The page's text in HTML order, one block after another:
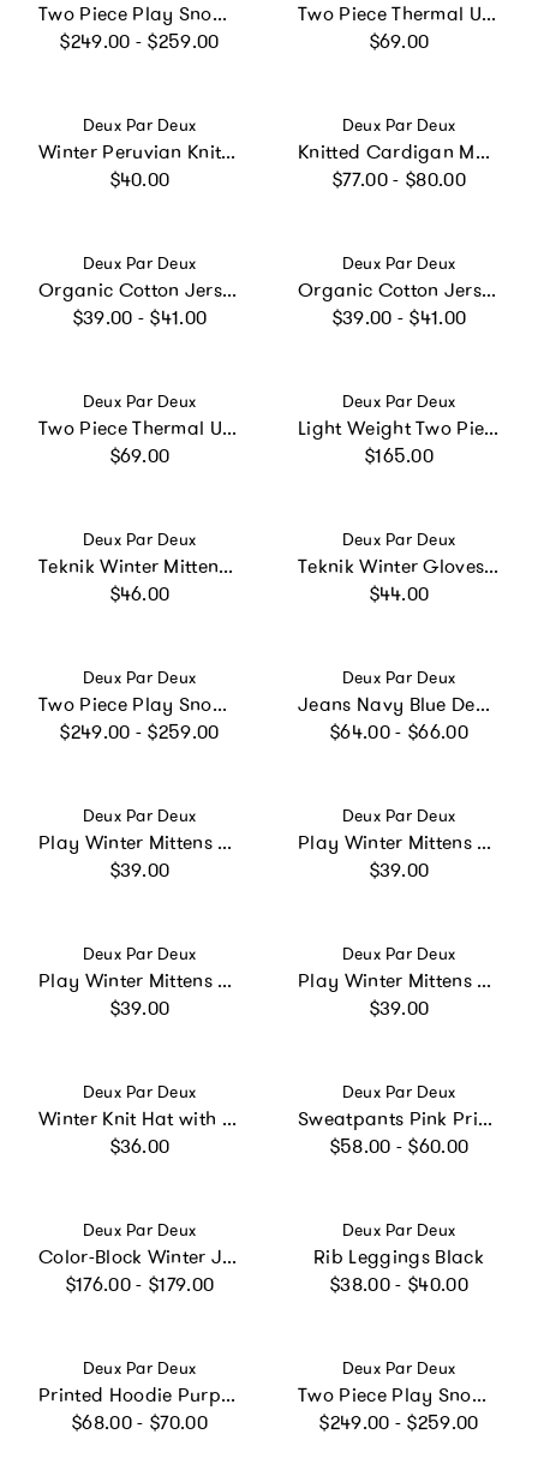
Two Piece Play Snowsuit Purple Floral Print with Gradient Pants
Regular price
$249.00 - $259.00
Two Piece Thermal Underwear Purple Floral Print
Regular price
$69.00
Vendor:
Deux Par Deux
Winter Peruvian Knit Hat with Pompom Mauve and Blue Jacquard
Regular price
$40.00
Vendor:
Deux Par Deux
Knitted Cardigan Mauve and Blue Knitwear
Regular price
$77.00 - $80.00
Vendor:
Deux Par Deux
Organic Cotton Jersey Leggings Black
Regular price
$39.00 - $41.00
Vendor:
Deux Par Deux
Organic Cotton Jersey Leggings Violet
Regular price
$39.00 - $41.00
Vendor:
Deux Par Deux
Two Piece Thermal Underwear Coral Camouflage Print
Regular price
$69.00
Vendor:
Deux Par Deux
Light Weight Two Piece Chill Snowsuit Mauve Printed Flowers
Regular price
$165.00
Vendor:
Deux Par Deux
Teknik Winter Mittens Navy Blue
Regular price
$46.00
Vendor:
Deux Par Deux
Teknik Winter Gloves Pink
Regular price
$44.00
Vendor:
Deux Par Deux
Two Piece Play Snowsuit Pink Mini Flower Print
Regular price
$249.00 - $259.00
Vendor:
Deux Par Deux
Jeans Navy Blue Denim
Regular price
$64.00 - $66.00
Vendor:
Deux Par Deux
Play Winter Mittens Black Heart Print
Regular price
$39.00
Vendor:
Deux Par Deux
Play Winter Mittens Dusty Pink
Regular price
$39.00
Vendor:
Deux Par Deux
Play Winter Mittens Violet
Regular price
$39.00
Vendor:
Deux Par Deux
Play Winter Mittens Dark Purple
Regular price
$39.00
Vendor:
Deux Par Deux
Winter Knit Hat with Pompom Black, White and Pink
Regular price
$36.00
Vendor:
Deux Par Deux
Sweatpants Pink Printed Flowers
Regular price
$58.00 - $60.00
Vendor:
Deux Par Deux
Color-Block Winter Jacket Violet
Regular price
$176.00 - $179.00
Vendor:
Deux Par Deux
Rib Leggings Black
Regular price
$38.00 - $40.00
Vendor:
Deux Par Deux
Printed Hoodie Purple Unicorn Print
Regular price
$68.00 - $70.00
Vendor:
Deux Par Deux
Two Piece Play Snowsuit Pink To Blue Gradient
Regular price
$249.00 - $259.00